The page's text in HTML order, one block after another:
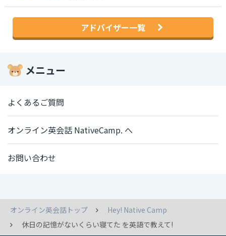
アドバイザー一覧
メニュー
よくあるご質問
オンライン英会話 NativeCamp. へ
お問い合わせ
オンライン英会話トップ
Hey! Native Camp
休日の記憶がないくらい寝てた を英語で教えて!